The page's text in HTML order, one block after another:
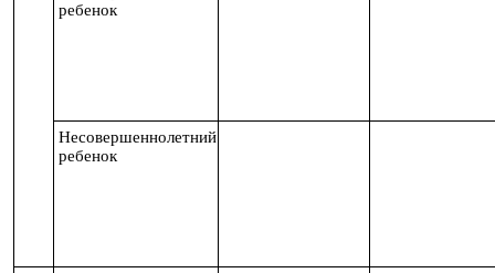
ребенок
Несовершеннолетний
ребенок